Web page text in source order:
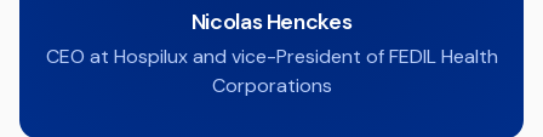
Nicolas Henckes
CEO at Hospilux and vice-President of FEDIL Health
Corporations